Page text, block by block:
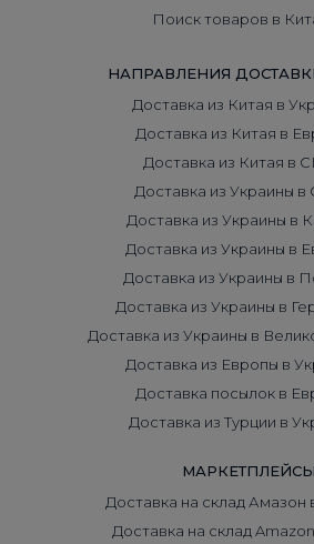
Поиск товаров в
НАПРАВЛЕНИЯ
Доставка из Китая в
Доставка из Китая в
Доставка из Китая в
Доставка из Украины
Доставка из Украины в
Доставка из Украины в
Доставка из Украины в
Доставка из Украины в
Доставка из Украины в
Доставка из Европы в
Доставка посылок в
Доставка из Турции в
МАРКЕТПЛЕЙСЫ
Доставка на склад Амазон
Доставка на склад